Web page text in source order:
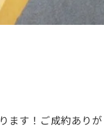
す！ご成約ありが